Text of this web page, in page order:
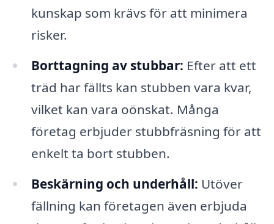
kunskap som krävs för att minimera
risker.
Borttagning av stubbar: Efter att ett
träd har fällts kan stubben vara kvar,
vilket kan vara oönskat. Många
företag erbjuder stubbfräsning för att
enkelt ta bort stubben.
Beskärning och underhåll: Utöver
fällning kan företagen även erbjuda